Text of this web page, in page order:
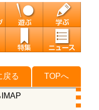
TOPへ
戻る